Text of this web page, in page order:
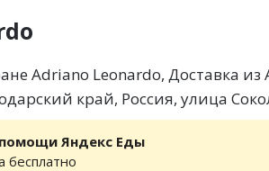
Adriano Leonardo, Доставка из
край, Россия, улица
Яндекс Еды
бесплатно